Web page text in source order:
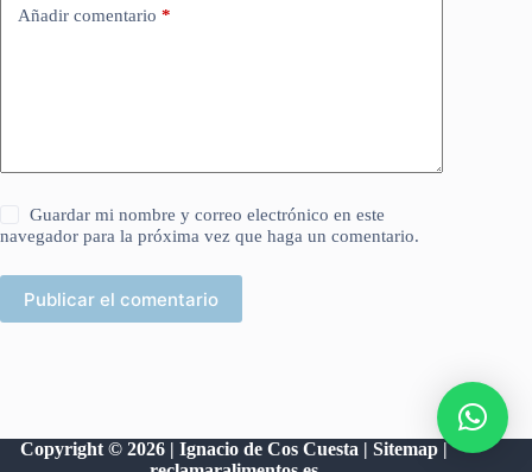
Añadir comentario *
Guardar mi nombre y correo electrónico en este
navegador para la próxima vez que haga un comentario.
Publicar el comentario
Copyright © 2026 | Ignacio de Cos Cuesta |Sitemap |